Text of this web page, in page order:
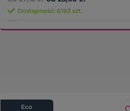
Dostępność: 6193 szt.
Eco